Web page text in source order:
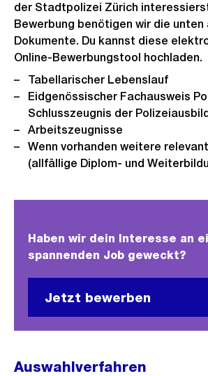
der Stadtpolizei Zürich
Bewerbung benötigen wir die
Dokumente. Du kannst diese
Online-Bewerbungstool hochladen.
Tabellarischer Lebenslauf
Eidgenössischer Fachausweis
Schlusszeugnis der
Arbeitszeugnisse
Wenn vorhanden weitere
(allfällige Diplom- und
Haben wir dein Interesse an
spannenden Job geweckt?
Jetzt bewerben
Auswahlverfahren